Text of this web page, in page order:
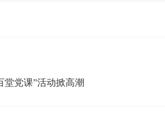
堂党课”活动掀高潮